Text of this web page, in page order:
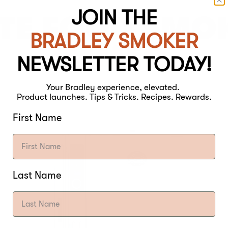
FOOD
IMMER.
JOIN THE
BRADLEY SMOKER
NEWSLETTER TODAY!
Your Bradley experience, elevated.
Product launches. Tips & Tricks. Recipes. Rewards.
First Name
Last Name